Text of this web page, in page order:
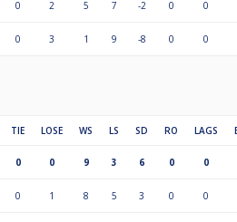
0 2 5 7 -2 0 0
0 3 1 9 -8 0 0
TIE LOSE WS LS SD RO LAGS
0 0 9 3 6 0 0
0 1 8 5 3 0 0